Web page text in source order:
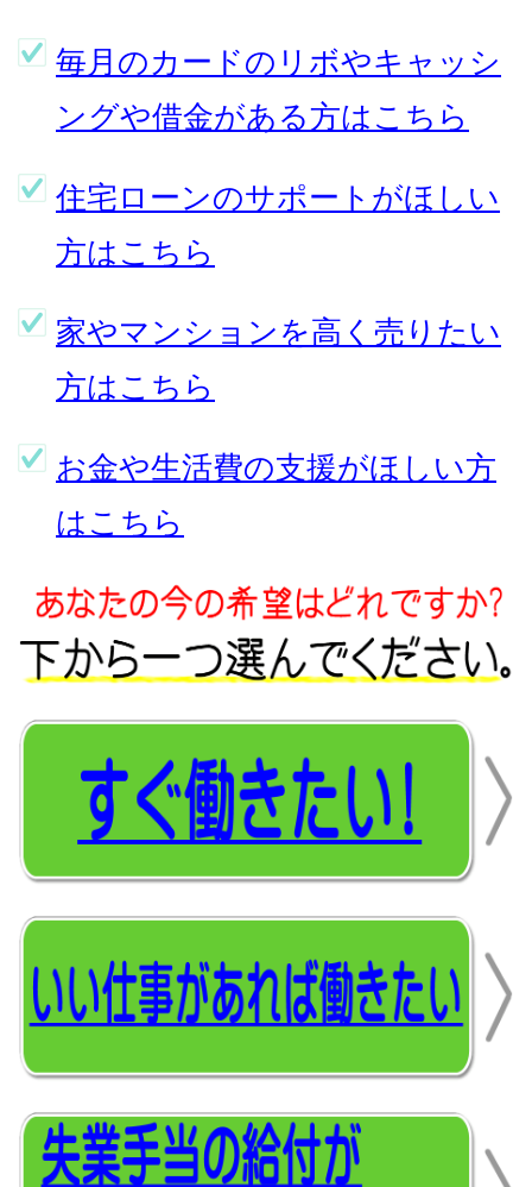
毎月のカードのリボやキャッシ
ングや借金がある方はこちら
住宅ローンのサポートがほしい
方はこちら
家やマンションを高く売りたい
方はこちら
お金や生活費の支援がほしい方
はこちら